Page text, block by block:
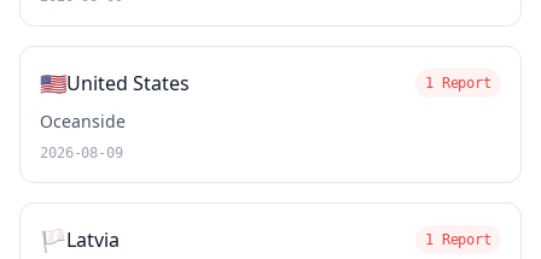
🇺🇸United States 1 Report
Oceanside
2026-08-09
🏳️Latvia 1 Report